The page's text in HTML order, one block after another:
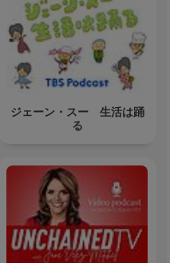
ジェーン・スー 生活は踊
る